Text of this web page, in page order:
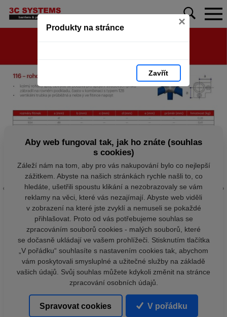
Produkty na stránce ×
Zavřít
Aby web fungoval tak, jak ho znáte (souhlas
s cookies)
Záleží nám na tom, aby pro vás nakupování bylo co nejlepší
zážitkem. Abyste na našich stránkách rychle našli to, co
hledáte, ušetřili spoustu klikání a nezobrazovaly se vám
reklamy na věci, které vás nezajímají. Abyste web viděli
v zobrazení na které jste zvyklí a nemuseli se pokaždé
přihlašovat. Proto od vás potřebujeme souhlas se
zpracováním souborů cookies - malých souborů, které
se dočasně ukládají ve vašem prohlížeči. Stisknutím tlačítka
„V pořádku“ souhlasíte s nastavením cookies tak, abychom
vám poskytovali smysluplné a užitečné služby na základě
vašich údajů. Svůj souhlas můžete kdykoli změnit na stránce
zpracování osobních údajů.
Spravovat cookies V pořádku